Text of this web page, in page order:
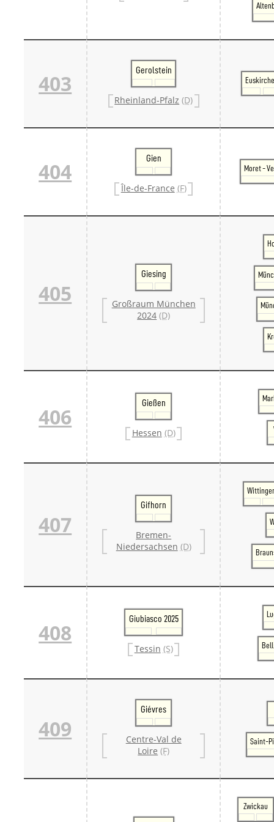
Weitere
Polen
403
Gerolstein
Rheinland-Pfalz (D)
404
Gien
Île-de-France (F)
Moret -
405
Giesing
Großraum München
2024 (D)
406
Gießen
Hessen (D)
407
Gifhorn
Bremen-
Niedersachsen (D)
408
Giubiasco 2025
Tessin (S)
409
Giévres
Centre-Val de
Loire (F)
Saint-
Zwickau